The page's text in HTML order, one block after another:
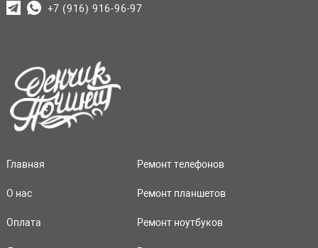
+7 (916) 916-96-97
Главная
О нас
Оплата
Ремонт телефонов
Ремонт планшетов
Ремонт ноутбуков